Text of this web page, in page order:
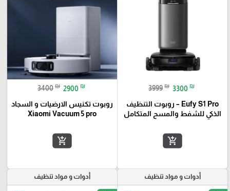
3999 ₪ 3300 ₪
Eufy S1 Pro – روبوت التنظيف
الذكي للشفط والمسح المتكامل
add_shopping_cart
3400 ₪ 2900 ₪
روبوت تكنيس الارضيات و السجاد
Xiaomi Vacuum 5 pro
add_shopping_cart
أدوات و مواد تنظيف أدوات و مواد تنظيف